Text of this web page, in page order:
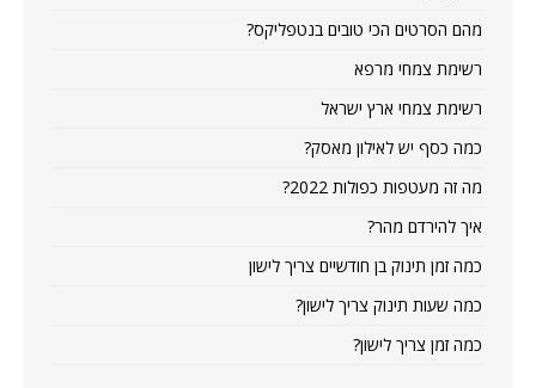
מהם הסרטים הכי טובים בנטפליקס?
רשימת צמחי מרפא
רשימת צמחי ארץ ישראל
כמה כסף יש לאילון מאסק?
מה זה מעטפות כפולות 2022?
איך להירדם מהר?
כמה זמן תינוק בן חודשיים צריך לישון
כמה שעות תינוק צריך לישון?
כמה זמן צריך לישון?